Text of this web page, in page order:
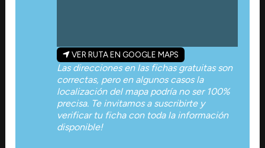
VER RUTA EN GOOGLE MAPS
Las direcciones en las fichas gratuitas son
correctas, pero en algunos casos la
localización del mapa podría no ser 100%
precisa. Te invitamos a suscribirte y
verificar tu ficha con toda la información
disponible!